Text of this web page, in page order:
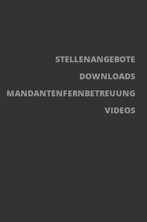
STELLENANGEBOTE
DOWNLOADS
MANDANTENFERNBETREUUNG
VIDEOS